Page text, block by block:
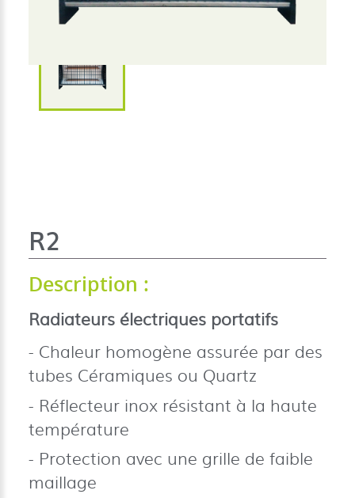
R2
Description :
Radiateurs électriques portatifs
Chaleur homogène assurée par des
tubes Céramiques ou Quartz
Réflecteur inox résistant à la haute
température
Protection avec une grille de faible
maillage